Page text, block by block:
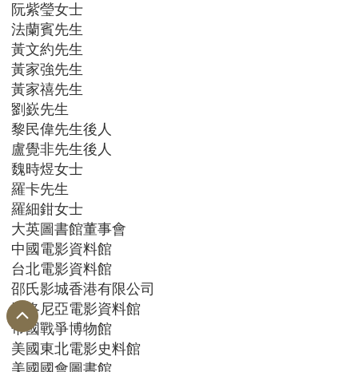
阮紫瑩女士
法蘭賓先生
黃文約先生
黃家強先生
黃家禧先生
劉嶔先生
黎民偉先生後人
盧覺非先生後人
魏時煜女士
羅卡先生
羅細鉗女士
大英圖書館董事會
中國電影資料館
台北電影資料館
邵氏影城香港有限公司
波洛尼亞電影資料館
帝國戰爭博物館
美國東北電影史料館
美國國會圖書館